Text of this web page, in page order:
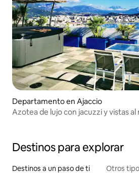
Departamento en Ajaccio
Azotea de lujo con jacuzzi y vistas
Destinos para explorar
Destinos a un paso de ti Otros